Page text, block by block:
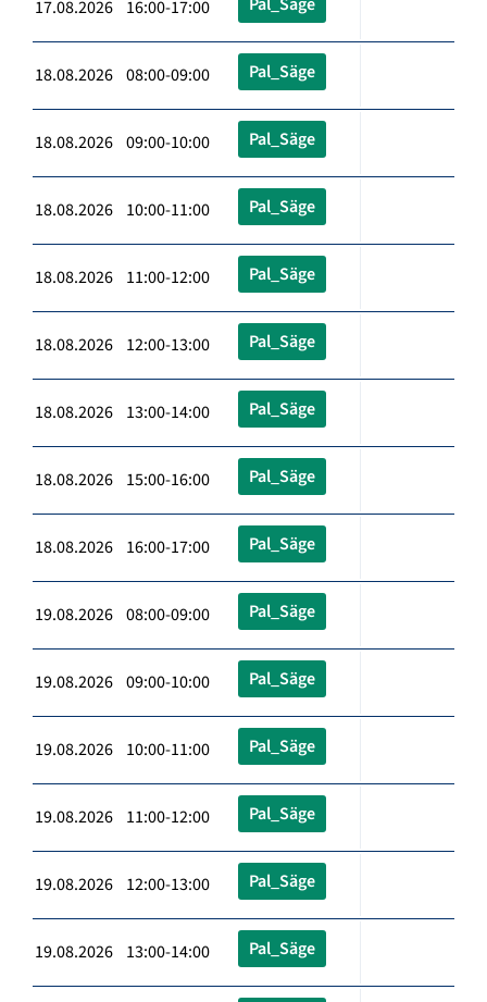
17.08.2026 16:00-17:00
18.08.2026 08:00-09:00 Pal_Säge
18.08.2026 09:00-10:00 Pal_Säge
18.08.2026 10:00-11:00 Pal_Säge
18.08.2026 11:00-12:00 Pal_Säge
18.08.2026 12:00-13:00 Pal_Säge
18.08.2026 13:00-14:00 Pal_Säge
18.08.2026 15:00-16:00 Pal_Säge
18.08.2026 16:00-17:00 Pal_Säge
19.08.2026 08:00-09:00 Pal_Säge
19.08.2026 09:00-10:00 Pal_Säge
19.08.2026 10:00-11:00 Pal_Säge
19.08.2026 11:00-12:00 Pal_Säge
19.08.2026 12:00-13:00 Pal_Säge
19.08.2026 13:00-14:00 Pal_Säge